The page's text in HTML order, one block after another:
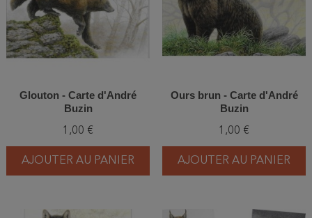
Glouton - Carte d'André
Buzin
1,00 €
AJOUTER AU PANIER
Ours brun - Carte d'André
Buzin
1,00 €
AJOUTER AU PANIER